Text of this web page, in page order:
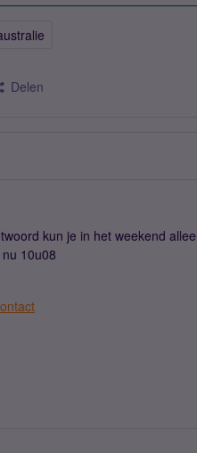
Delen
kun je in het weekend
10u08